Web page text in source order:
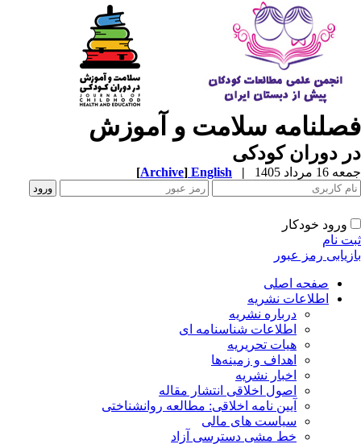
سلامت و آموزش
دوران کودکی
مرداد 1405 |
English
[Archive]
ورود خودکار
نام
رمز عبور
صفحه اصلی
اطلاعات نشریه
درباره نشریه
اطلاعات شناسنامه ای
هیات تحریریه
اهداف و زمینه‌ها
اخبار نشریه
اصول اخلاقی انتشار مقاله
آیین نامه اخلاقی: مطالعه روانشناختی
سیاست های مالی
خط مشی دسترسی آزاد